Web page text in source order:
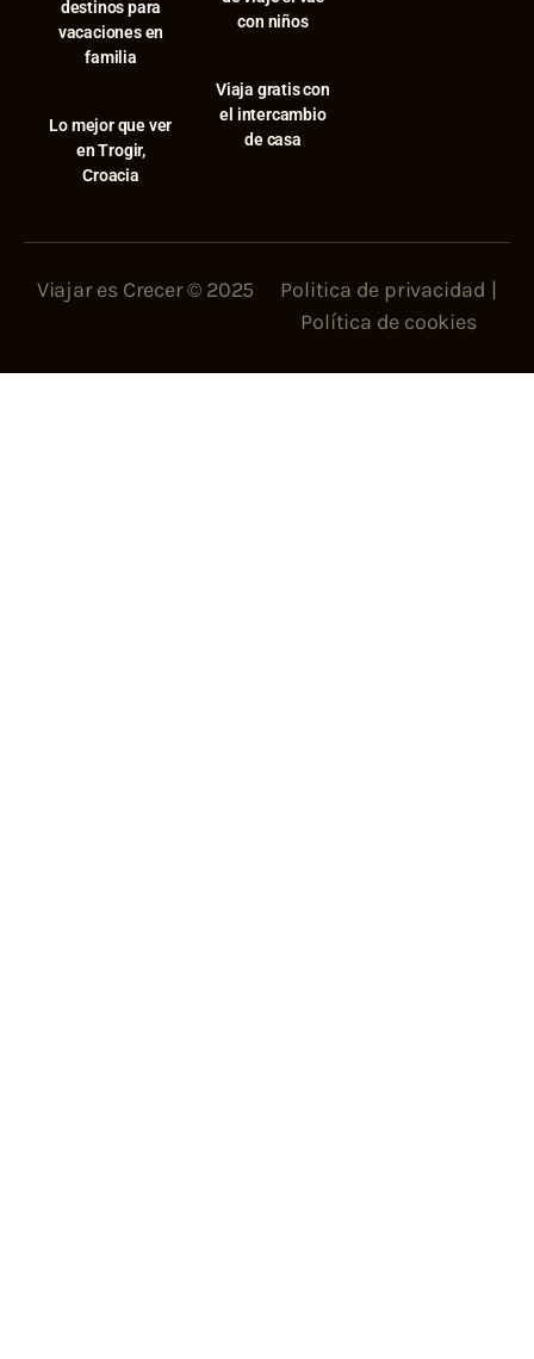
destinos para
vacaciones en
familia
⁠Lo mejor que ver
en Trogir,
Croacia
con niños
Viaja gratis con
el intercambio
de casa
Viajar es Crecer © 2025 Politica de privacidad |
Política de cookies